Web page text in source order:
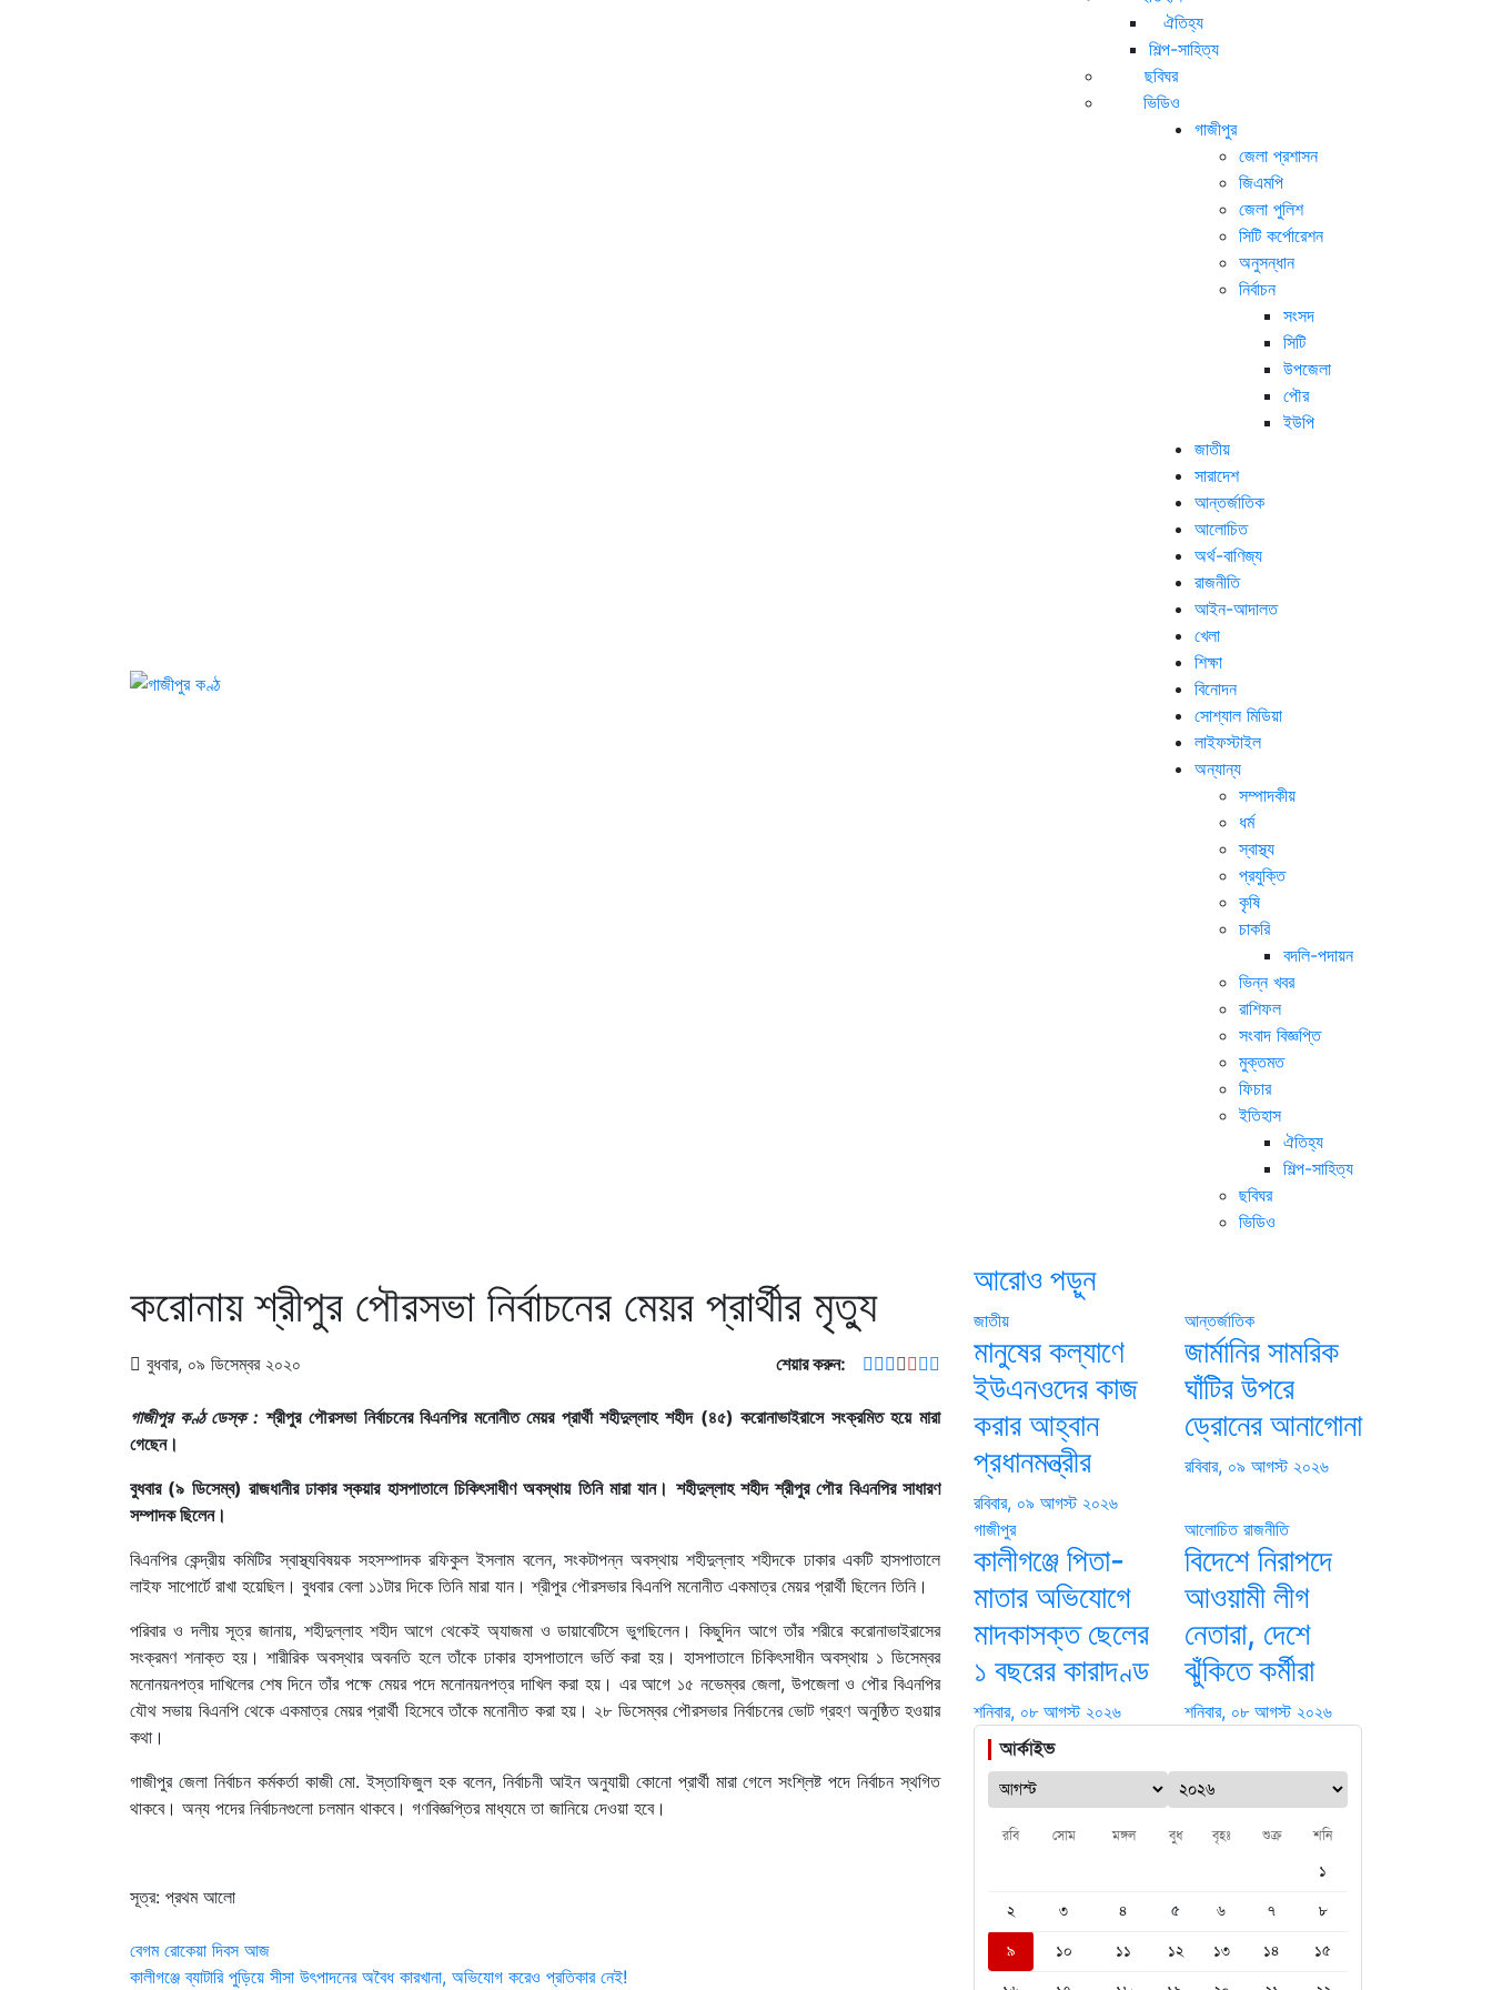
ঐতিহ্য
শিল্প-সাহিত্য
ছবিঘর
ভিডিও
গাজীপুর
জেলা প্রশাসন
জিএমপি
জেলা পুলিশ
সিটি কর্পোরেশন
অনুসন্ধান
নির্বাচন
সংসদ
সিটি
উপজেলা
পৌর
ইউপি
জাতীয়
সারাদেশ
আন্তর্জাতিক
আলোচিত
অর্থ-বাণিজ্য
রাজনীতি
আইন-আদালত
খেলা
শিক্ষা
বিনোদন
সোশ্যাল মিডিয়া
লাইফস্টাইল
অন্যান্য
সম্পাদকীয়
ধর্ম
স্বাস্থ্য
প্রযুক্তি
কৃষি
চাকরি
বদলি-পদায়ন
ভিন্ন খবর
রাশিফল
সংবাদ বিজ্ঞপ্তি
মুক্তমত
ফিচার
ইতিহাস
ঐতিহ্য
শিল্প-সাহিত্য
ছবিঘর
ভিডিও
করোনায় শ্রীপুর পৌরসভা নির্বাচনের মেয়র প্রার্থীর মৃত্যু
বুধবার, ০৯ ডিসেম্বর ২০২০ শেয়ার করুন:
গাজীপুর কণ্ঠ ডেস্ক : শ্রীপুর পৌরসভা নির্বাচনের বিএনপির মনোনীত মেয়র প্রার্থী শহীদুল্লাহ শহীদ (৪৫) করোনাভাইরাসে সংক্রমিত হয়ে মারা
গেছেন।
বুধবার (৯ ডিসেম্ব) রাজধানীর ঢাকার স্কয়ার হাসপাতালে চিকিৎসাধীণ অবস্থায় তিনি মারা যান। শহীদুল্লাহ শহীদ শ্রীপুর পৌর বিএনপির সাধারণ
সম্পাদক ছিলেন।
বিএনপির কেন্দ্রীয় কমিটির স্বাস্থ্যবিষয়ক সহসম্পাদক রফিকুল ইসলাম বলেন, সংকটাপন্ন অবস্থায় শহীদুল্লাহ শহীদকে ঢাকার একটি হাসপাতালে
লাইফ সাপোর্টে রাখা হয়েছিল। বুধবার বেলা ১১টার দিকে তিনি মারা যান। শ্রীপুর পৌরসভার বিএনপি মনোনীত একমাত্র মেয়র প্রার্থী ছিলেন তিনি।
পরিবার ও দলীয় সূত্র জানায়, শহীদুল্লাহ শহীদ আগে থেকেই অ্যাজমা ও ডায়াবেটিসে ভুগছিলেন। কিছুদিন আগে তাঁর শরীরে করোনাভাইরাসের
সংক্রমণ শনাক্ত হয়। শারীরিক অবস্থার অবনতি হলে তাঁকে ঢাকার হাসপাতালে ভর্তি করা হয়। হাসপাতালে চিকিৎসাধীন অবস্থায় ১ ডিসেম্বর
মনোনয়নপত্র দাখিলের শেষ দিনে তাঁর পক্ষে মেয়র পদে মনোনয়নপত্র দাখিল করা হয়। এর আগে ১৫ নভেম্বর জেলা, উপজেলা ও পৌর বিএনপির
যৌথ সভায় বিএনপি থেকে একমাত্র মেয়র প্রার্থী হিসেবে তাঁকে মনোনীত করা হয়। ২৮ ডিসেম্বর পৌরসভার নির্বাচনের ভোট গ্রহণ অনুষ্ঠিত হওয়ার
কথা।
গাজীপুর জেলা নির্বাচন কর্মকর্তা কাজী মো. ইস্তাফিজুল হক বলেন, নির্বাচনী আইন অনুযায়ী কোনো প্রার্থী মারা গেলে সংশ্লিষ্ট পদে নির্বাচন স্থগিত
থাকবে। অন্য পদের নির্বাচনগুলো চলমান থাকবে। গণবিজ্ঞপ্তির মাধ্যমে তা জানিয়ে দেওয়া হবে।
সূত্র: প্রথম আলো
Post
বেগম রোকেয়া দিবস আজ
কালীগঞ্জে ব্যাটারি পুড়িয়ে সীসা উৎপাদনের অবৈধ কারখানা, অভিযোগ করেও প্রতিকার নেই!
আরোও পড়ুন
জাতীয়
মানুষের কল্যাণে
ইউএনওদের কাজ
করার আহ্বান
প্রধানমন্ত্রীর
রবিবার, ০৯ আগস্ট ২০২৬
আন্তর্জাতিক
জার্মানির সামরিক
ঘাঁটির উপরে
ড্রোনের আনাগোনা
রবিবার, ০৯ আগস্ট ২০২৬
গাজীপুর
কালীগঞ্জে পিতা-
মাতার অভিযোগে
মাদকাসক্ত ছেলের
১ বছরের কারাদণ্ড
শনিবার, ০৮ আগস্ট ২০২৬
আলোচিত রাজনীতি
বিদেশে নিরাপদে
আওয়ামী লীগ
নেতারা, দেশে
ঝুঁকিতে কর্মীরা
শনিবার, ০৮ আগস্ট ২০২৬
আর্কাইভ
রবি সোম মঙ্গল বুধ বৃহঃ শুক্র শনি
১
২
৩ ৪ ৫ ৬ ৭
৮
৯
১০ ১১ ১২ ১৩ ১৪
১৫